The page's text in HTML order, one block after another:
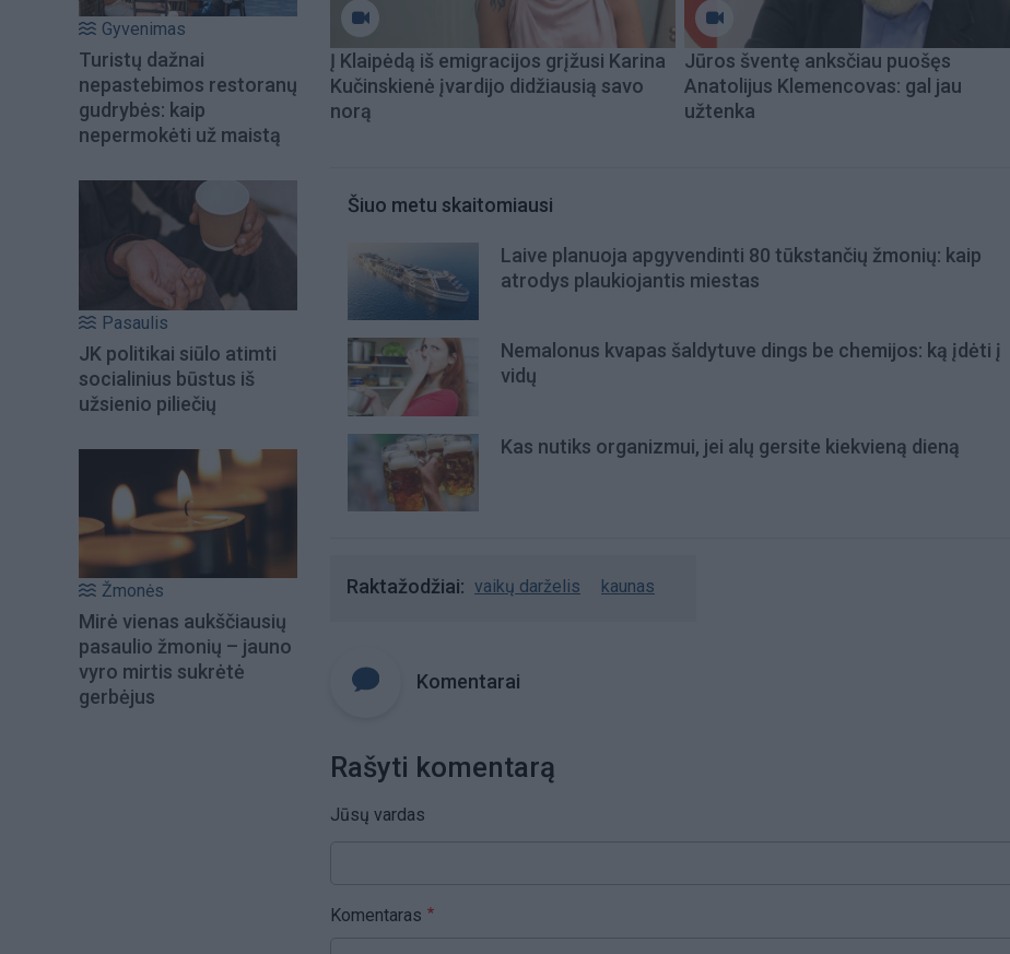
Gyvenimas
Turistų dažnai
nepastebimos restoranų
gudrybės: kaip
nepermokėti už maistą
Pasaulis
JK politikai siūlo atimti
socialinius būstus iš
užsienio piliečių
Žmonės
Mirė vienas aukščiausių
pasaulio žmonių – jauno
vyro mirtis sukrėtė
gerbėjus
Į Klaipėdą iš emigracijos grįžusi Karina
Kučinskienė įvardijo didžiausią savo
norą
Jūros šventę anksčiau puošęs
Anatolijus Klemencovas: gal jau
užtenka
Šiuo metu skaitomiausi
Laive planuoja apgyvendinti 80 tūkstančių žmonių: kaip
atrodys plaukiojantis miestas
Nemalonus kvapas šaldytuve dings be chemijos: ką įdėti į
vidų
Kas nutiks organizmui, jei alų gersite kiekvieną dieną
Raktažodžiai vaikų darželis kaunas
Komentarai
Rašyti komentarą
Jūsų vardas
Komentaras